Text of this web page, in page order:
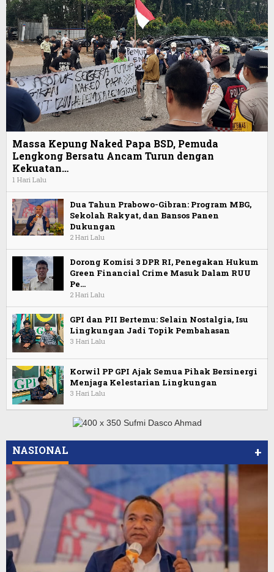
Massa Kepung Naked Papa BSD, Pemuda
Lengkong Bersatu Ancam Turun dengan
Kekuatan…
1 Hari Lalu
Dua Tahun Prabowo-Gibran: Program MBG,
Sekolah Rakyat, dan Bansos Panen
Dukungan
2 Hari Lalu
Dorong Komisi 3 DPR RI, Penegakan Hukum
Green Financial Crime Masuk Dalam RUU
Pe…
2 Hari Lalu
GPI dan PII Bertemu: Selain Nostalgia, Isu
Lingkungan Jadi Topik Pembahasan
3 Hari Lalu
Korwil PP GPI Ajak Semua Pihak Bersinergi
Menjaga Kelestarian Lingkungan
3 Hari Lalu
NASIONAL +